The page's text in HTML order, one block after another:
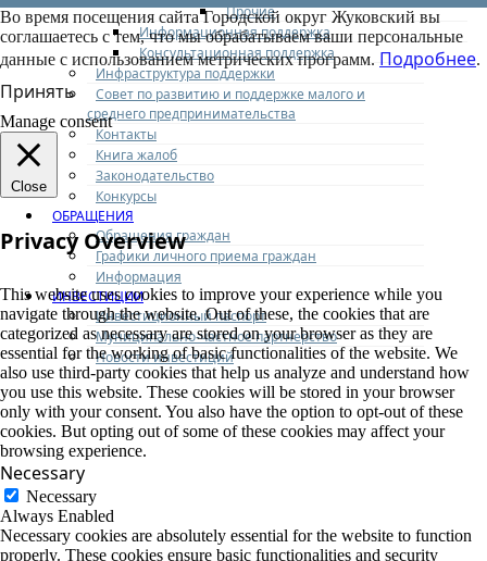
Прочие
Информационная поддержка
Консультационная поддержка
Инфраструктура поддержки
Совет по развитию и поддержке малого и
среднего предпринимательства
Контакты
Книга жалоб
Законодательство
Конкурсы
ОБРАЩЕНИЯ
Обращения граждан
Графики личного приема граждан
Информация
ИНВЕСТИЦИИ
Инвестиционный паспорт
Муниципально-частное партнерство
Новости инвестиций
Во время посещения сайта Городской округ Жуковский вы
соглашаетесь с тем, что мы обрабатываем ваши персональные
данные с использованием метрических программ. Подробнее.
Принять
Manage consent
Close
Privacy Overview
This website uses cookies to improve your experience while you
navigate through the website. Out of these, the cookies that are
categorized as necessary are stored on your browser as they are
essential for the working of basic functionalities of the website. We
also use third-party cookies that help us analyze and understand how
you use this website. These cookies will be stored in your browser
only with your consent. You also have the option to opt-out of these
cookies. But opting out of some of these cookies may affect your
browsing experience.
Necessary
Necessary
Always Enabled
Necessary cookies are absolutely essential for the website to function
properly. These cookies ensure basic functionalities and security